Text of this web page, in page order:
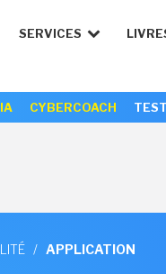
SERVICES
CYBERCOACH
/ APPLICATION